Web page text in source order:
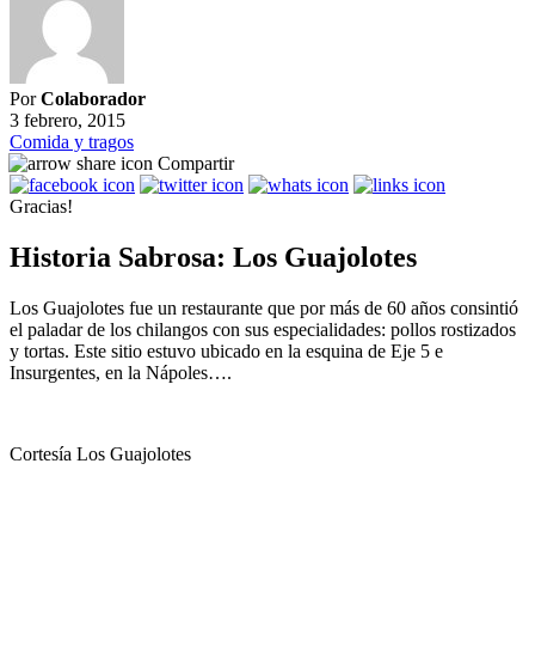
PorColaborador
3 febrero, 2015
Comida y tragos
Compartir
Gracias!
Historia Sabrosa: Los Guajolotes
Los Guajolotes fue un restaurante que por más de 60 años consintió
el paladar de los chilangos con sus especialidades: pollos rostizados
y tortas. Este sitio estuvo ubicado en la esquina de Eje 5 e
Insurgentes, en la Nápoles….
Cortesía Los Guajolotes